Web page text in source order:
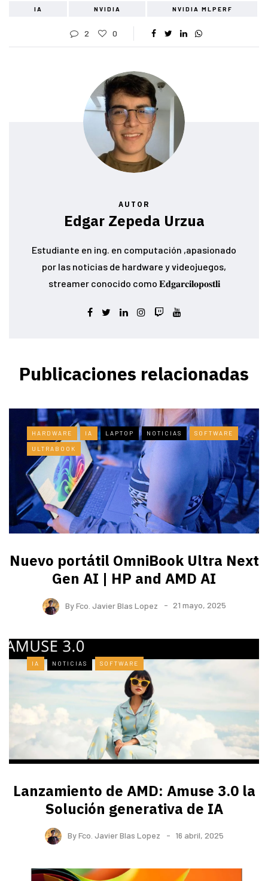
IA NVIDIA NVIDIA MLPERF
2 0
AUTOR
Edgar Zepeda Urzua
Estudiante en ing. en computación ,apasionado
por las noticias de hardware y videojuegos,
streamer conocido como 𝐄𝐝𝐠𝐚𝐫𝐜𝐢𝐥𝐨𝐩𝐨𝐬𝐭𝐥𝐢
Publicaciones relacionadas
HARDWARE IA LAPTOP NOTICIAS SOFTWARE
ULTRABOOK
Nuevo portátil OmniBook Ultra ​Next
Gen AI | HP and AMD AI
ByFco. Javier Blas Lopez 21 mayo, 2025
IA NOTICIAS SOFTWARE
Lanzamiento de AMD: Amuse 3.0 la
Solución generativa de IA
ByFco. Javier Blas Lopez 16 abril, 2025